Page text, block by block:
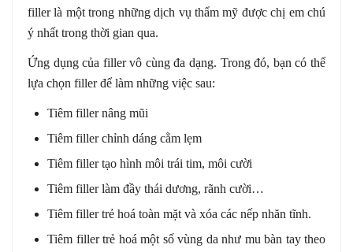
filler là một trong những dịch vụ thẩm mỹ được chị em chú
ý nhất trong thời gian qua.
Ứng dụng của filler vô cùng đa dạng. Trong đó, bạn có thể
lựa chọn filler để làm những việc sau:
Tiêm filler nâng mũi
Tiêm filler chỉnh dáng cằm lẹm
Tiêm filler tạo hình môi trái tim, môi cười
Tiêm filler làm đầy thái dương, rãnh cười…
Tiêm filler trẻ hoá toàn mặt và xóa các nếp nhăn tĩnh.
Tiêm filler trẻ hoá một số vùng da như mu bàn tay theo